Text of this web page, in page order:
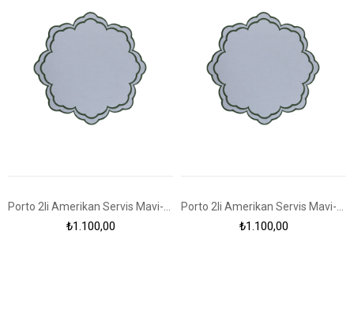
₺1.100,00 ₺1.100,00